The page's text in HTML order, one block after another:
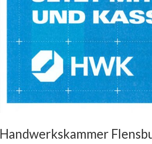
Handwerkskammer